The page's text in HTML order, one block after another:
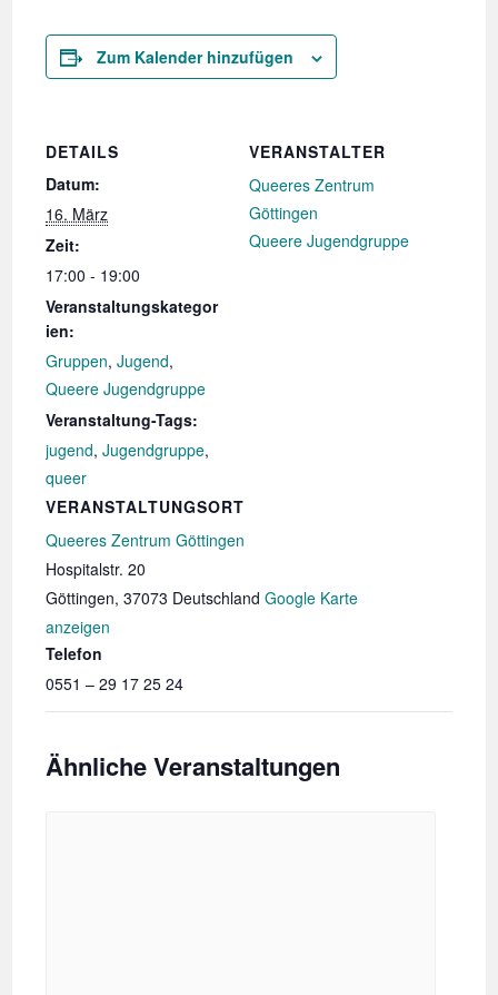
Zum Kalender hinzufügen
DETAILS
Datum:
16. März
Zeit:
17:00 - 19:00
Veranstaltungskategor
ien:
Gruppen,Jugend,
Queere Jugendgruppe
Veranstaltung-Tags:
jugend,Jugendgruppe,
queer
VERANSTALTUNGSORT
Queeres Zentrum Göttingen
Hospitalstr. 20
Göttingen, 37073 Deutschland Google Karte
anzeigen
Telefon
0551 – 29 17 25 24
VERANSTALTER
Queeres Zentrum
Göttingen
Queere Jugendgruppe
Ähnliche Veranstaltungen